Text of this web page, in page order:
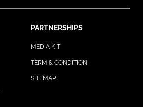
PARTNERSHIPS
MEDIA KIT
TERM & CONDITION
SITEMAP